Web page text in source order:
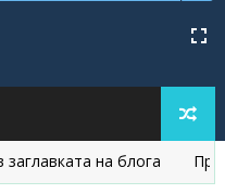
на блога